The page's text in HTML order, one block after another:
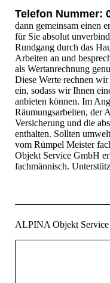
Telefon Nummer:
dann gemeinsam einen
für Sie absolut
Rundgang durch das
Arbeiten an und
als Wertanrechnung
Diese Werte rechnen
ein, sodass wir Ihnen
anbieten können. Im
Räumungsarbeiten, der
Versicherung und die
enthalten. Sollten
vom Rümpel Meister
Objekt Service GmbH
fachmännisch.
ALPINA Objekt